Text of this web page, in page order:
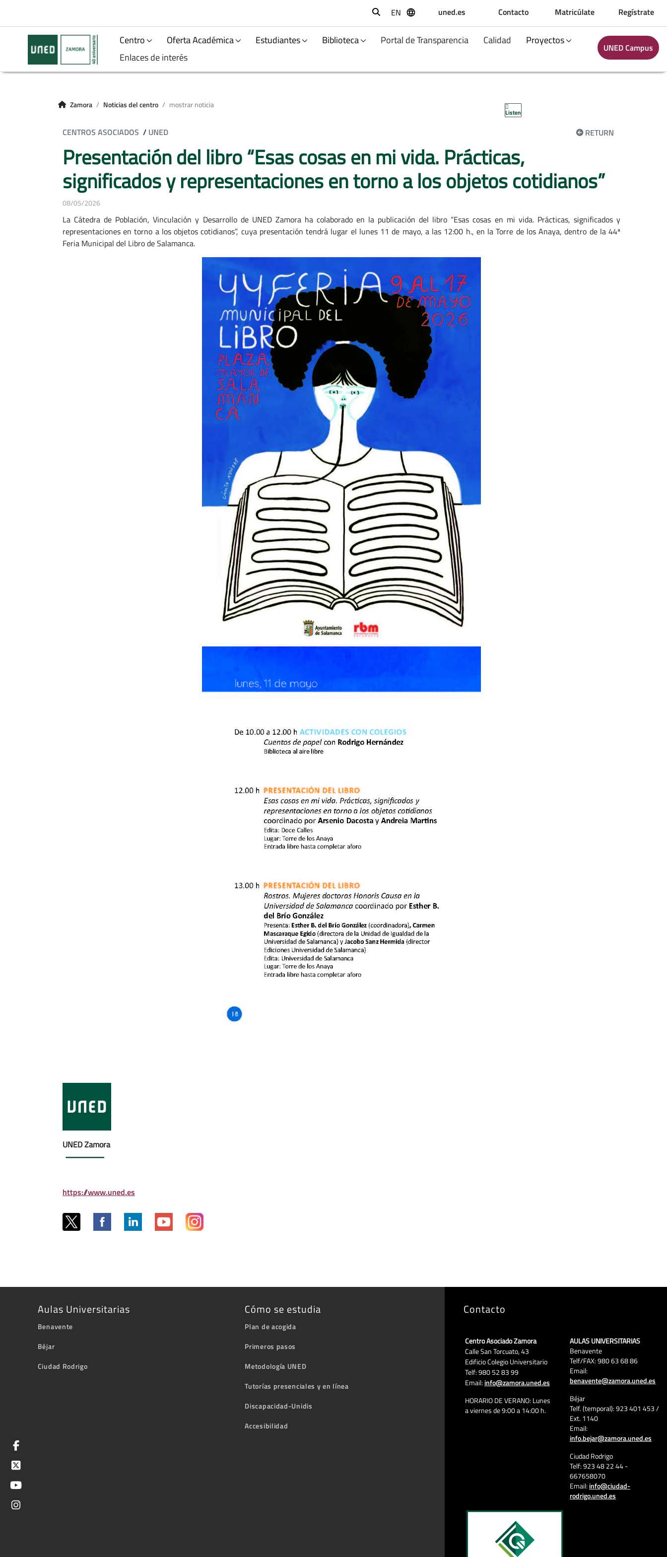
Buscar
EN uned.es Contacto Matricúlate Regístrate
Centro Oferta Académica Estudiantes Biblioteca Portal de Transparencia Calidad
Proyectos
Enlaces de interés
UNED Campus
Zamora Noticias del centro mostrar noticia
Listen
CENTROS ASOCIADOS / UNED RETURN
Presentación del libro “Esas cosas en mi vida. Prácticas,
significados y representaciones en torno a los objetos cotidianos”
08/05/2026
La Cátedra de Población, Vinculación y Desarrollo de UNED Zamora ha colaborado en la publicación del libro “Esas cosas en mi vida. Prácticas, significados y
representaciones en torno a los objetos cotidianos”, cuya presentación tendrá lugar el lunes 11 de mayo, a las 12:00 h., en la Torre de los Anaya, dentro de la 44ª
Feria Municipal del Libro de Salamanca.
UNED Zamora
https://www.uned.es
Aulas Universitarias
Benavente
Béjar
Ciudad Rodrigo
Cómo se estudia
Plan de acogida
Primeros pasos
Metodología UNED
Tutorías presenciales y en línea
Discapacidad-Unidis
Accesibilidad
Contacto
Centro Asociado Zamora
Calle San Torcuato, 43
Edificio Colegio Universitario
Telf: 980 52 83 99
Email:info@zamora.uned.es
HORARIO DE VERANO: Lunes
a viernes de 9:00 a 14:00 h.
AULAS UNIVERSITARIAS
Benavente
Telf/FAX: 980 63 68 86
Email:
benavente@zamora.uned.es
Béjar
Telf. (temporal): 923 401 453 /
Ext. 1140
Email:
info.bejar@zamora.uned.es
Ciudad Rodrigo
Telf: 923 48 22 44 -
667658070
Email:info@ciudad-
rodrigo.uned.es